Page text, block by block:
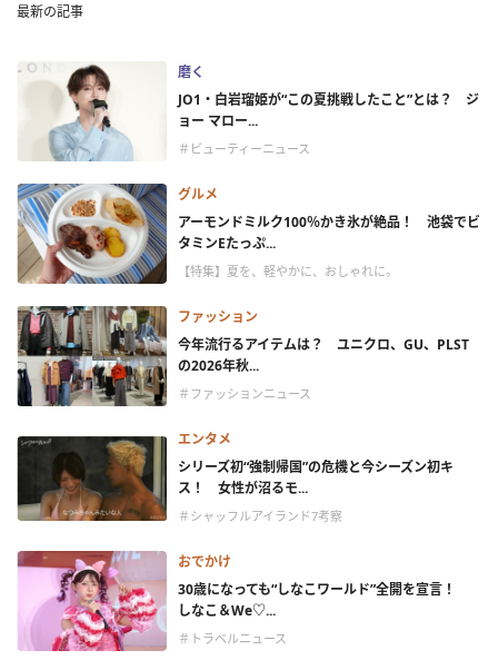
最新の記事
磨く
JO1・白岩瑠姫が“この夏挑戦したこと”とは？ ジ
ョー マロー...
＃ビューティーニュース
グルメ
アーモンドミルク100％かき氷が絶品！ 池袋でビ
タミンEたっぷ...
【特集】夏を、軽やかに、おしゃれに。
ファッション
今年流行るアイテムは？ ユニクロ、GU、PLST
の2026年秋...
＃ファッションニュース
エンタメ
シリーズ初“強制帰国”の危機と今シーズン初キ
ス！ 女性が沼るモ...
＃シャッフルアイランド7考察
おでかけ
30歳になっても“しなこワールド”全開を宣言！
しなこ＆We♡...
＃トラベルニュース